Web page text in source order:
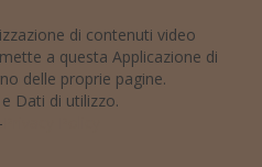
di contenuti video
a questa Applicazione di
delle proprie pagine.
Dati di utilizzo.